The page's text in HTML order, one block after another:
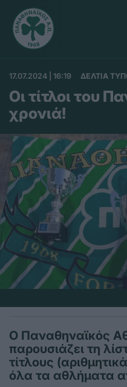
17.07.2024 | 16:19 ΔΕΛΤΙΑ
Οι τίτλοι του
χρονιά!
Ο Παναθηναϊκός
παρουσιάζει τη
τίτλους
όλα τα αθλήματα